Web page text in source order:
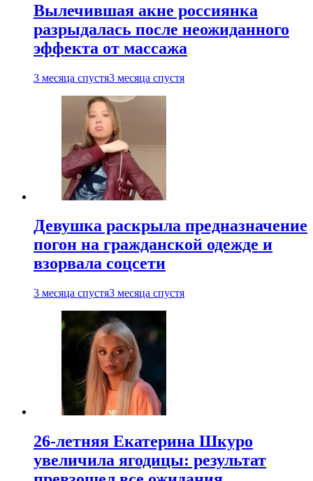
Вылечившая акне россиянка
разрыдалась после неожиданного
эффекта от массажа
3 месяца спустя3 месяца спустя
Девушка раскрыла предназначение
погон на гражданской одежде и
взорвала соцсети
3 месяца спустя3 месяца спустя
26-летняя Екатерина Шкуро
увеличила ягодицы: результат